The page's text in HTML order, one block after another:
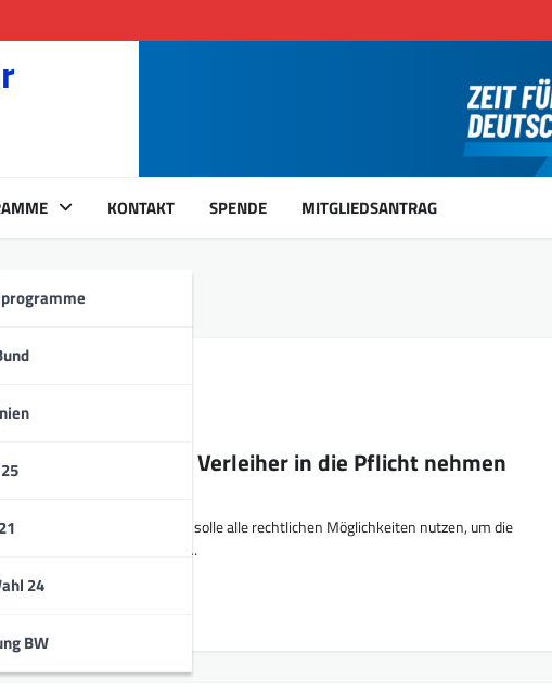
24
BW
KONTAKT SPENDE MITGLIEDSANTRAG
Stadt soll die Verleiher in die Pflicht nehmen
fordert, die Stadt solle alle rechtlichen Möglichkeiten nutzen, um die
der E-Scooter in die Pflicht…